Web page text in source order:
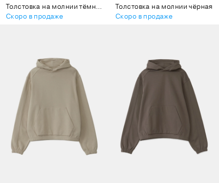
Толстовка на молнии тёмно-фиолетовая
Скоро в продаже
Толстовка на молнии чёрная
Скоро в продаже